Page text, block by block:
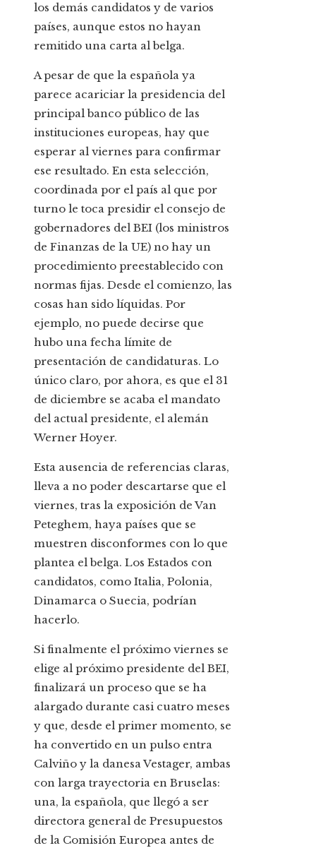
los demás candidatos y de varios
países, aunque estos no hayan
remitido una carta al belga.
A pesar de que la española ya
parece acariciar la presidencia del
principal banco público de las
instituciones europeas, hay que
esperar al viernes para confirmar
ese resultado. En esta selección,
coordinada por el país al que por
turno le toca presidir el consejo de
gobernadores del BEI (los ministros
de Finanzas de la UE) no hay un
procedimiento preestablecido con
normas fijas. Desde el comienzo, las
cosas han sido líquidas. Por
ejemplo, no puede decirse que
hubo una fecha límite de
presentación de candidaturas. Lo
único claro, por ahora, es que el 31
de diciembre se acaba el mandato
del actual presidente, el alemán
Werner Hoyer.
Esta ausencia de referencias claras,
lleva a no poder descartarse que el
viernes, tras la exposición de Van
Peteghem, haya países que se
muestren disconformes con lo que
plantea el belga. Los Estados con
candidatos, como Italia, Polonia,
Dinamarca o Suecia, podrían
hacerlo.
Si finalmente el próximo viernes se
elige al próximo presidente del BEI,
finalizará un proceso que se ha
alargado durante casi cuatro meses
y que, desde el primer momento, se
ha convertido en un pulso entra
Calviño y la danesa Vestager, ambas
con larga trayectoria en Bruselas:
una, la española, que llegó a ser
directora general de Presupuestos
de la Comisión Europea antes de